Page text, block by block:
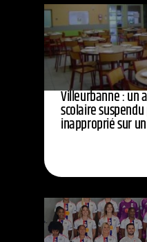
Villeurbanne : un
scolaire
inapproprié sur